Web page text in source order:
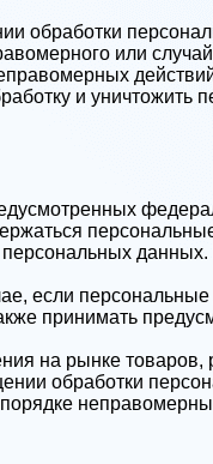
обработки
или
и уничтожить
если
принимать
на рынке товаров,
обработки